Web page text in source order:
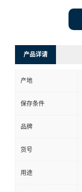
产品详请
产地
保存条件
品牌
货号
用途